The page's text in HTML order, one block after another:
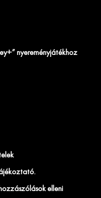
nyereményjátékhoz
elleni